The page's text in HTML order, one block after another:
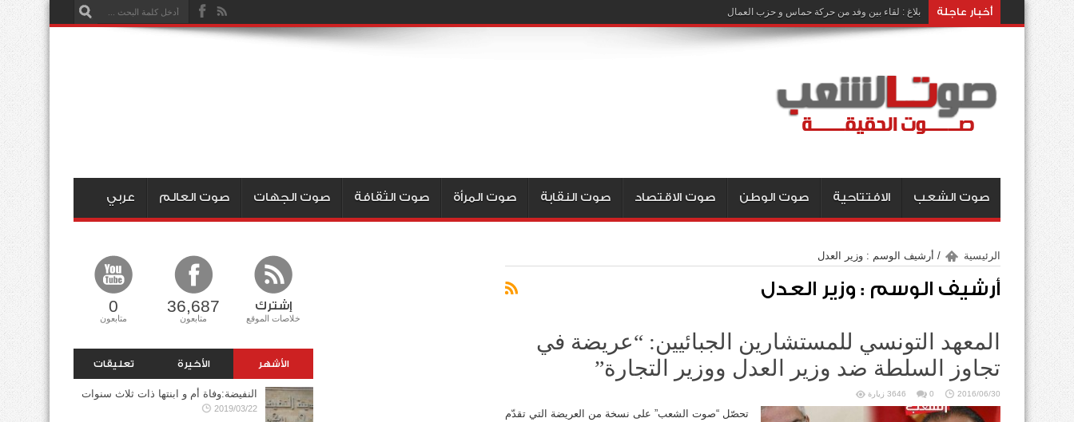
أخبار عاجلة بلاغ : لقاء بين وفد من حركة حماس و حزب العمال
صوت الشعب الافتتاحية صوت الوطن صوت الاقتصاد صوت النقابة صوت المرأة صوت الثقافة صوت الجهات صوت العالم عربي
الرئيسية / أرشيف الوسم : وزير العدل
أرشيف الوسم : وزير العدل
المعهد التونسي للمستشارين الجبائيين: “عريضة في
تجاوز السلطة ضد وزير العدل ووزير التجارة”
2016/06/30
0 3646 زيارة
تحصّل “صوت الشعب” على نسخة من العريضة التي تقدّم
إشترك
خلاصات الموقع
36,687
متابعون
0
متابعون
الأشهر الأخيرة تعليقات
النفيضة:وفاة أم و ابنتها ذات ثلاث سنوات
2019/03/22